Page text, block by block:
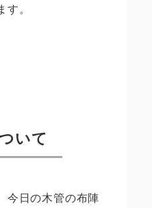
。
いて
日の木管の布陣